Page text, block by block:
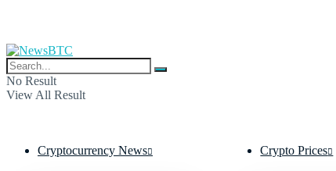
No Result
View All Result
Cryptocurrency News Crypto Prices